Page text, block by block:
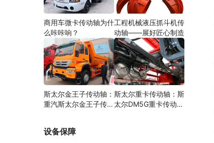
商用车微卡传动轴为什
么咔咔响？
工程机械液压抓斗机传
动轴——展好匠心制造
斯太尔金王子传动轴：
重汽斯太尔金王子传动
斯太尔重卡传动轴：斯
太尔DM5G重卡传动轴
设备保障